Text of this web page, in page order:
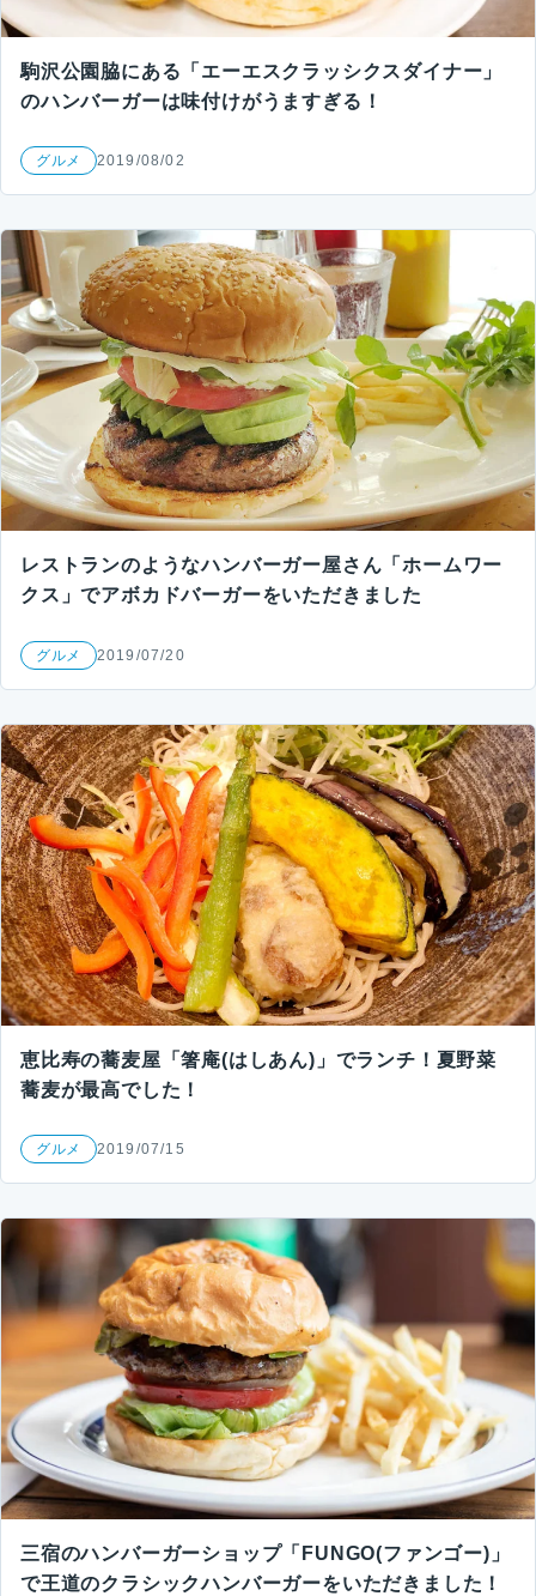
駒沢公園脇にある「エーエスクラッシクスダイナー」
のハンバーガーは味付けがうますぎる！
グルメ 2019/08/02
レストランのようなハンバーガー屋さん「ホームワー
クス」でアボカドバーガーをいただきました
グルメ 2019/07/20
恵比寿の蕎麦屋「箸庵(はしあん)」でランチ！夏野菜
蕎麦が最高でした！
グルメ 2019/07/15
三宿のハンバーガーショップ「FUNGO(ファンゴー)」
で王道のクラシックハンバーガーをいただきました！